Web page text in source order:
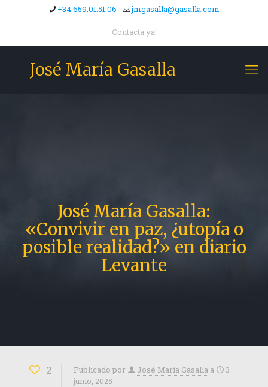
+34.659.01.51.06 jmgasalla@gasalla.com
Contacta ya!
José María Gasalla
José María Gasalla:
«Convivir en paz, ¿utopía o
posible realidad?» en diario
Levante
2 Publicado por José María Gasalla a
3
junio, 2025